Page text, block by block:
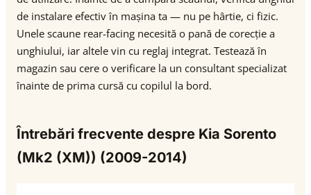
de instalare efectiv în mașina ta — nu pe hârtie, ci fizic.
Unele scaune rear-facing necesită o pană de corecție a
unghiului, iar altele vin cu reglaj integrat. Testează în
magazin sau cere o verificare la un consultant specializat
înainte de prima cursă cu copilul la bord.
Întrebări frecvente despre Kia Sorento
(Mk2 (XM)) (2009-2014)